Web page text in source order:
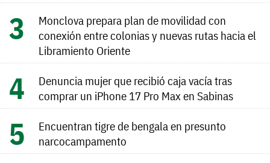
Monclova prepara plan de movilidad con
conexión entre colonias y nuevas rutas hacia el
Libramiento Oriente
Denuncia mujer que recibió caja vacía tras
comprar un iPhone 17 Pro Max en Sabinas
Encuentran tigre de bengala en presunto
narcocampamento